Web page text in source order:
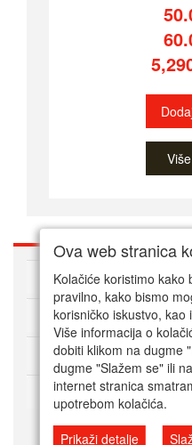
O nama
Kako kupovati online
Korisnički servis
Način plaćanja
Ova web stranica
Kolačiće koristimo
pravilno, kako bismo
korisničko iskustvo, kao
Više informacija o
dobiti klikom na dugme
dugme "Slažem se" ili
internet stranica
upotrebom kolačića.
Prikaži detalje